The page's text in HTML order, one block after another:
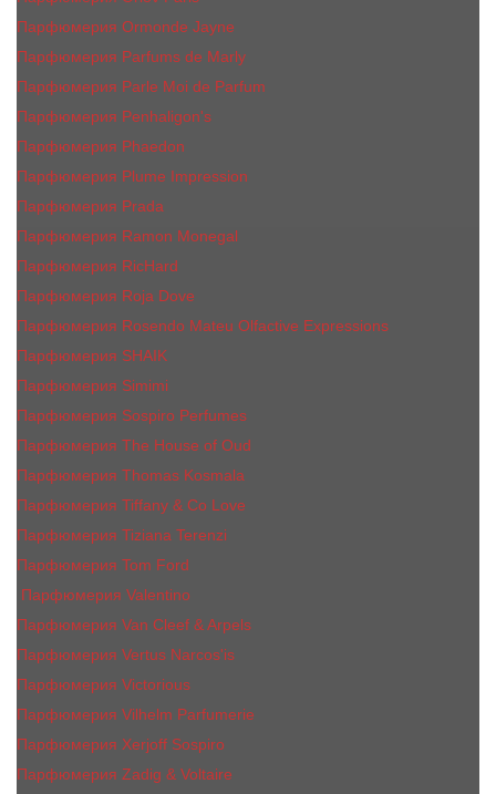
Парфюмерия Ormonde Jayne
Парфюмерия Parfums de Marly
Парфюмерия Parle Moi de Parfum
Парфюмерия Penhaligon's
Парфюмерия Phaedon
Парфюмерия Plume Impression
Парфюмерия Prada
Парфюмерия Ramon Monegal
Парфюмерия RicHard
Парфюмерия Roja Dove
Парфюмерия Rosendo Mateu Olfactive Expressions
Парфюмерия SHAIK
Парфюмерия Simimi
Парфюмерия Sospiro Perfumes
Парфюмерия The House of Oud
Парфюмерия Thomas Kosmala
Парфюмерия Tiffany & Co Love
Парфюмерия Tiziana Terenzi
Парфюмерия Tom Ford
Парфюмерия Valentino
Парфюмерия Van Cleef & Arpels
Парфюмерия Vertus Narcos'is
Парфюмерия Victorious
Парфюмерия Vilhelm Parfumerie
Парфюмерия Xerjoff Sospiro
Парфюмерия Zadig & Voltaire